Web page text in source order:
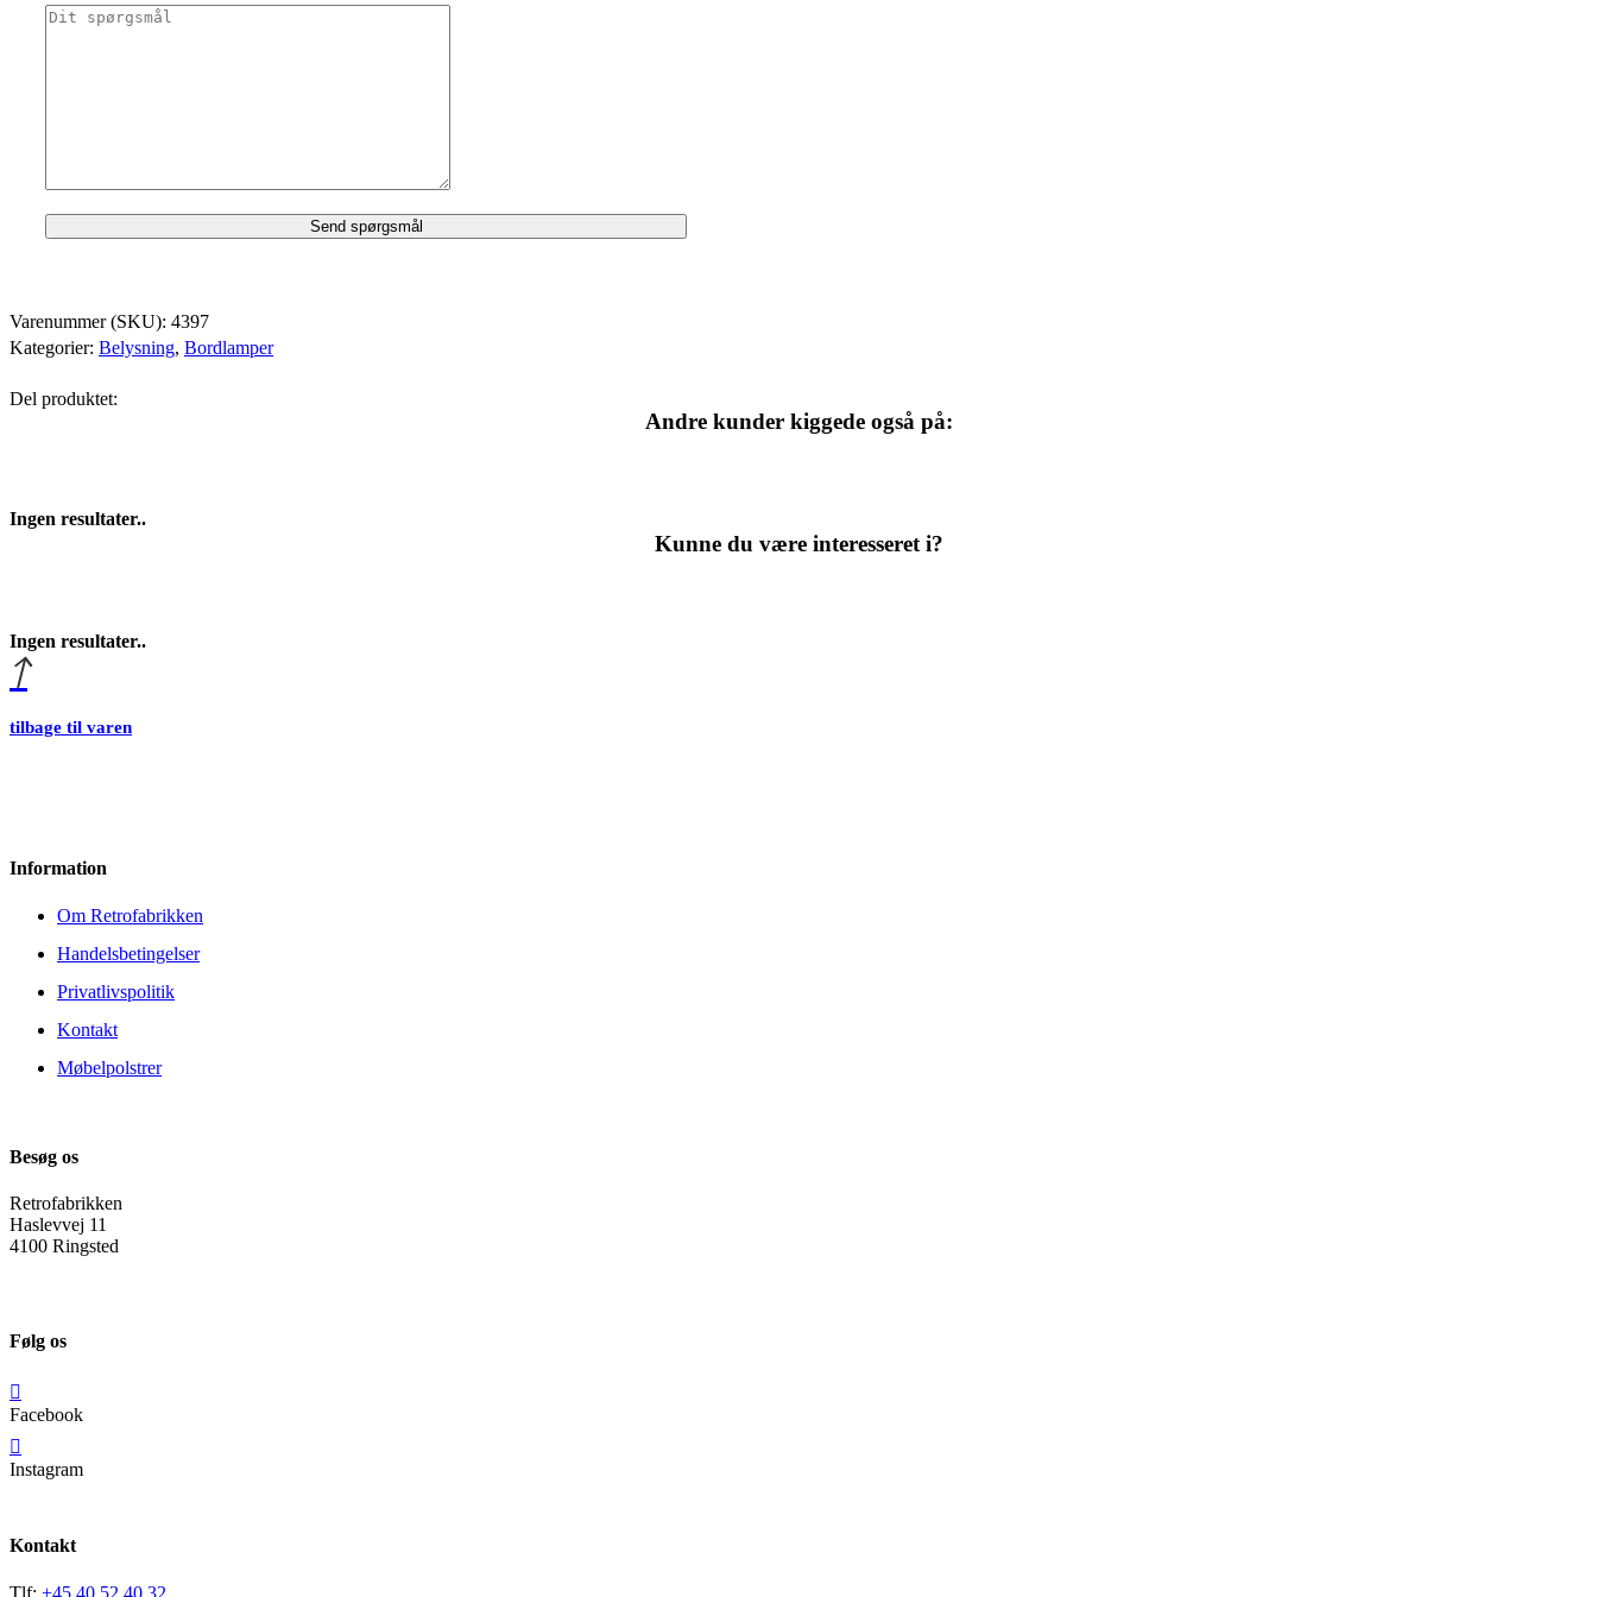
Varenummer (SKU): 4397
Kategorier: Belysning, Bordlamper
Del produktet:
Andre kunder kiggede også på:
Ingen resultater..
Kunne du være interesseret i?
Ingen resultater..
tilbage til varen
Information
Om Retrofabrikken
Handelsbetingelser
Privatlivspolitik
Kontakt
Møbelpolstrer
Besøg os
Retrofabrikken
Haslevvej 11
4100 Ringsted
Følg os
Facebook
Instagram
Kontakt
Tlf: +45 40 52 40 32